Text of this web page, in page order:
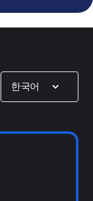
한국어
Show options